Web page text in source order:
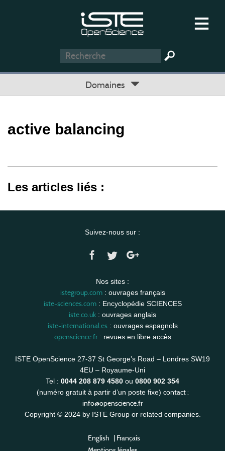
Domaines
active balancing
Les articles liés :
Suivez-nous sur :
Nos sites :
istegroup.com: ouvrages français
iste-sciences.com: Encyclopédie SCIENCES
iste.co.uk : ouvrages anglais
iste-international.es: ouvrages espagnols
openscience.fr: revues en libre accès
ISTE OpenScience 27-37 St George’s Road – Londres SW19
4EU – Royaume-Uni
Tel : 0044 208 879 4580 ou 0800 902 354
(numéro gratuit à partir d’un poste fixe) contact :
info@openscience.fr
Copyright © 2024 by ISTE Group or related companies.
English | Français